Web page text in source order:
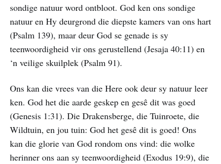
sondige natuur word ontbloot. God ken ons sondige
natuur en Hy deurgrond die diepste kamers van ons hart
(Psalm 139), maar deur God se genade is sy
teenwoordigheid vir ons gerustellend (Jesaja 40:11) en
‘n veilige skuilplek (Psalm 91).
Ons kan die vrees van die Here ook deur sy natuur leer
ken. God het die aarde geskep en gesê dit was goed
(Genesis 1:31). Die Drakensberge, die Tuinroete, die
Wildtuin, en jou tuin: God het gesê dit is goed! Ons
kan die glorie van God rondom ons vind: die wolke
herinner ons aan sy teenwoordigheid (Exodus 19:9), die